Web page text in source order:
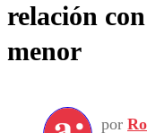
relación
menor
por